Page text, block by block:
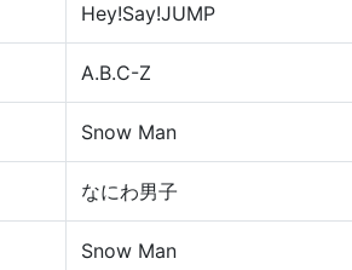
Hey!Say!JUMP
A.B.C-Z
Snow Man
なにわ男子
Snow Man